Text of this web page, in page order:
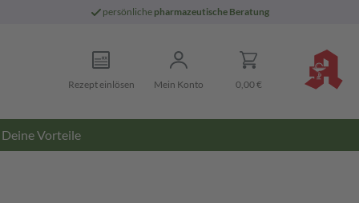
persönliche pharmazeutische Beratung
Rezept einlösen Mein Konto 0,00 €
Deine Vorteile